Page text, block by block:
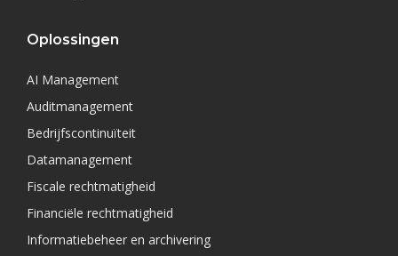
Oplossingen
AI Management
Auditmanagement
Bedrijfscontinuïteit
Datamanagement
Fiscale rechtmatigheid
Financiële rechtmatigheid
Informatiebeheer en archivering